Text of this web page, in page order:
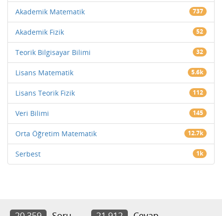
Akademik Matematik 737
Akademik Fizik 52
Teorik Bilgisayar Bilimi 32
Lisans Matematik 5.6k
Lisans Teorik Fizik 112
Veri Bilimi 145
Orta Öğretim Matematik 12.7k
Serbest 1k